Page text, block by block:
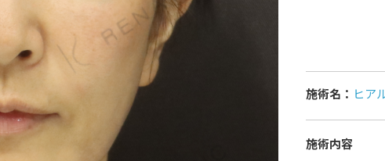
アートメイク症例一覧
クリニック一覧
医師一覧
プライバシーポリシー
施術名： ヒア
施術内容